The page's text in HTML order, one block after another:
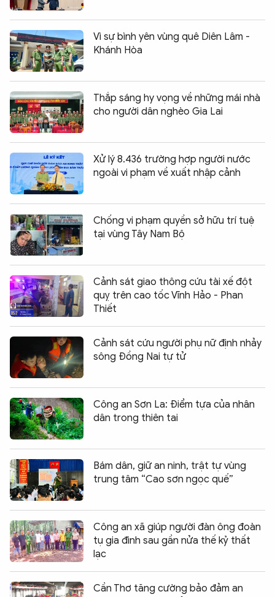
Vì sự bình yên vùng quê Diên Lâm -
Khánh Hòa
Thắp sáng hy vọng về những mái nhà
cho người dân nghèo Gia Lai
Xử lý 8.436 trường hợp người nước
ngoài vi phạm về xuất nhập cảnh
Chống vi phạm quyền sở hữu trí tuệ
tại vùng Tây Nam Bộ
Cảnh sát giao thông cứu tài xế đột
quỵ trên cao tốc Vĩnh Hảo - Phan
Thiết
Cảnh sát cứu người phụ nữ định nhảy
sông Đồng Nai tự tử
Công an Sơn La: Điểm tựa của nhân
dân trong thiên tai
Bám dân, giữ an ninh, trật tự vùng
trung tâm “Cao sơn ngọc quế”
Công an xã giúp người đàn ông đoàn
tụ gia đình sau gần nửa thế kỷ thất
lạc
Cần Thơ tăng cường bảo đảm an